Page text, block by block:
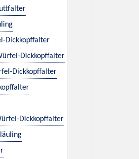
Dickkopffalter
Dickkopffalter
Dickkopffalter
Dickkopffalter